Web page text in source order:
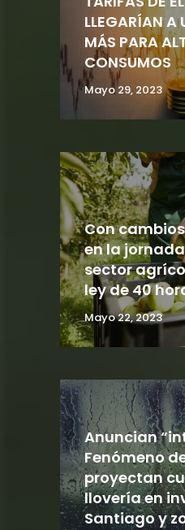
LLEGARÍAN A
MÁS PARA
CONSUMOS
Mayo 29, 2023
Con
en la
sector
ley de 40
Mayo 22, 2023
Anuncian
Fenómeno
proyectan
llovería en
Santiago y